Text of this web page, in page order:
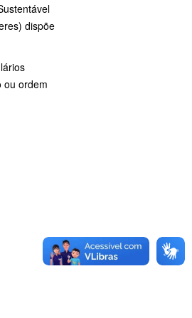
dispõe
ou ordem